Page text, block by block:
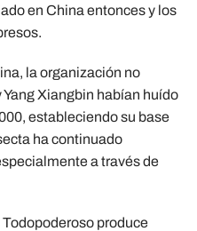
en China entonces y los
la organización no
Xiangbin habían huído
estableciendo su base
ha continuado
a través de
produce